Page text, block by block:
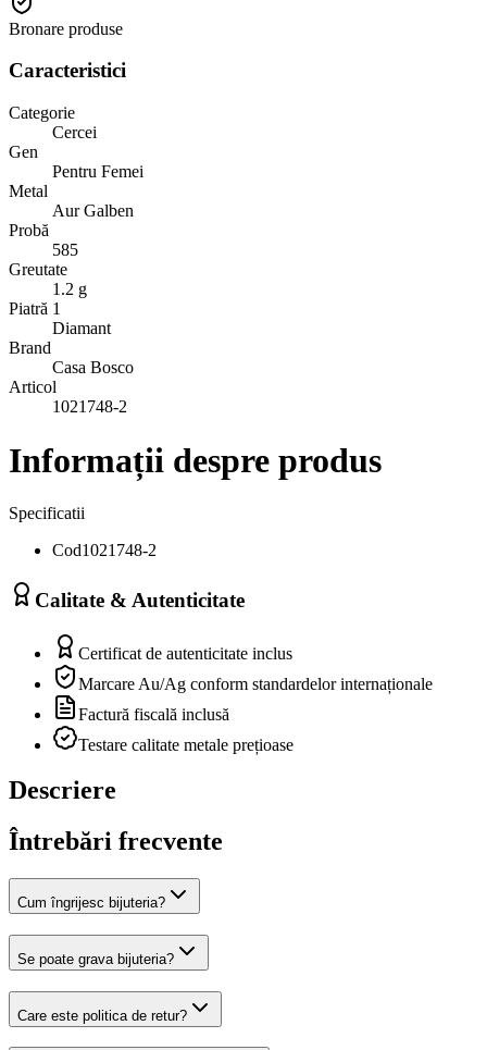
Bronare produse
Caracteristici
Categorie
Cercei
Gen
Pentru Femei
Metal
Aur Galben
Probă
585
Greutate
1.2 g
Piatră 1
Diamant
Brand
Casa Bosco
Articol
1021748-2
Informații despre produs
Specificatii
Cod1021748-2
Calitate & Autenticitate
Certificat de autenticitate inclus
Marcare Au/Ag conform standardelor internaționale
Factură fiscală inclusă
Testare calitate metale prețioase
Descriere
Întrebări frecvente
Cum îngrijesc bijuteria?
Se poate grava bijuteria?
Care este politica de retur?